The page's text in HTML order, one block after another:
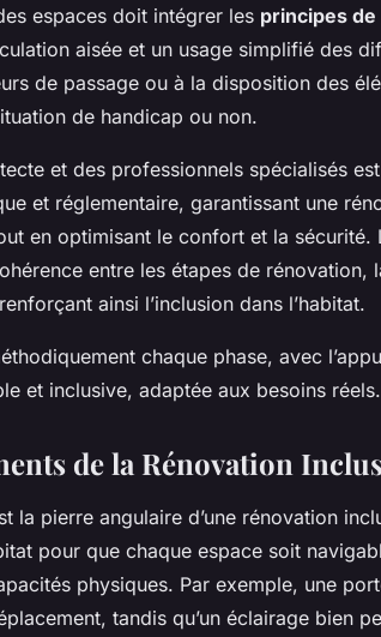
espaces doit intégrer les principes
aisée et un usage simplifié des
de passage ou à la disposition des
de handicap ou non.
et des professionnels spécialisés
et réglementaire, garantissant une
en optimisant le confort et la sécurité.
entre les étapes de rénovation,
ainsi l’inclusion dans l’habitat.
chaque phase, avec
et inclusive, adaptée aux besoins réels.
de la Rénovation
la pierre angulaire d’une rénovation
pour que chaque espace soit
physiques. Par exemple, une
tandis qu’un éclairage bien